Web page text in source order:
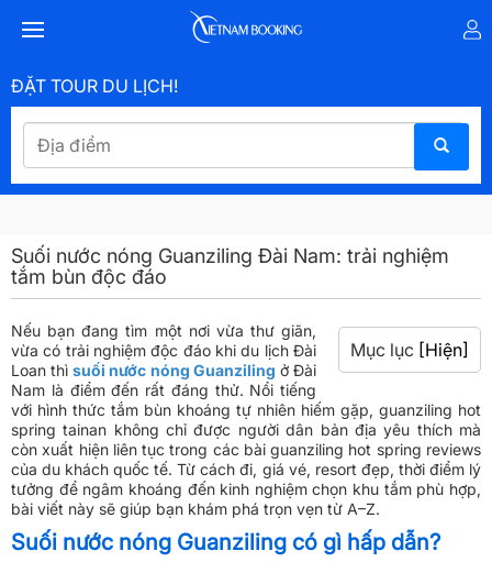
ĐẶT TOUR DU LỊCH!
Suối nước nóng Guanziling Đài Nam: trải nghiệm
tắm bùn độc đáo
Mục lục [Hiện]
Nếu bạn đang tìm một nơi vừa thư giãn,
vừa có trải nghiệm độc đáo khi du lịch Đài
Loan thìsuối nước nóng Guanziling ở Đài
Nam là điểm đến rất đáng thử. Nổi tiếng
với hình thức tắm bùn khoáng tự nhiên hiếm gặp, guanziling hot
spring tainan không chỉ được người dân bản địa yêu thích mà
còn xuất hiện liên tục trong các bài guanziling hot spring reviews
của du khách quốc tế. Từ cách đi, giá vé, resort đẹp, thời điểm lý
tưởng để ngâm khoáng đến kinh nghiệm chọn khu tắm phù hợp,
bài viết này sẽ giúp bạn khám phá trọn vẹn từ A–Z.
Suối nước nóng Guanziling có gì hấp dẫn?